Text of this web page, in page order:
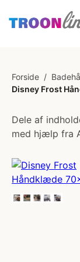
Forside /
Disney Frost
Dele af
med hjælp fra